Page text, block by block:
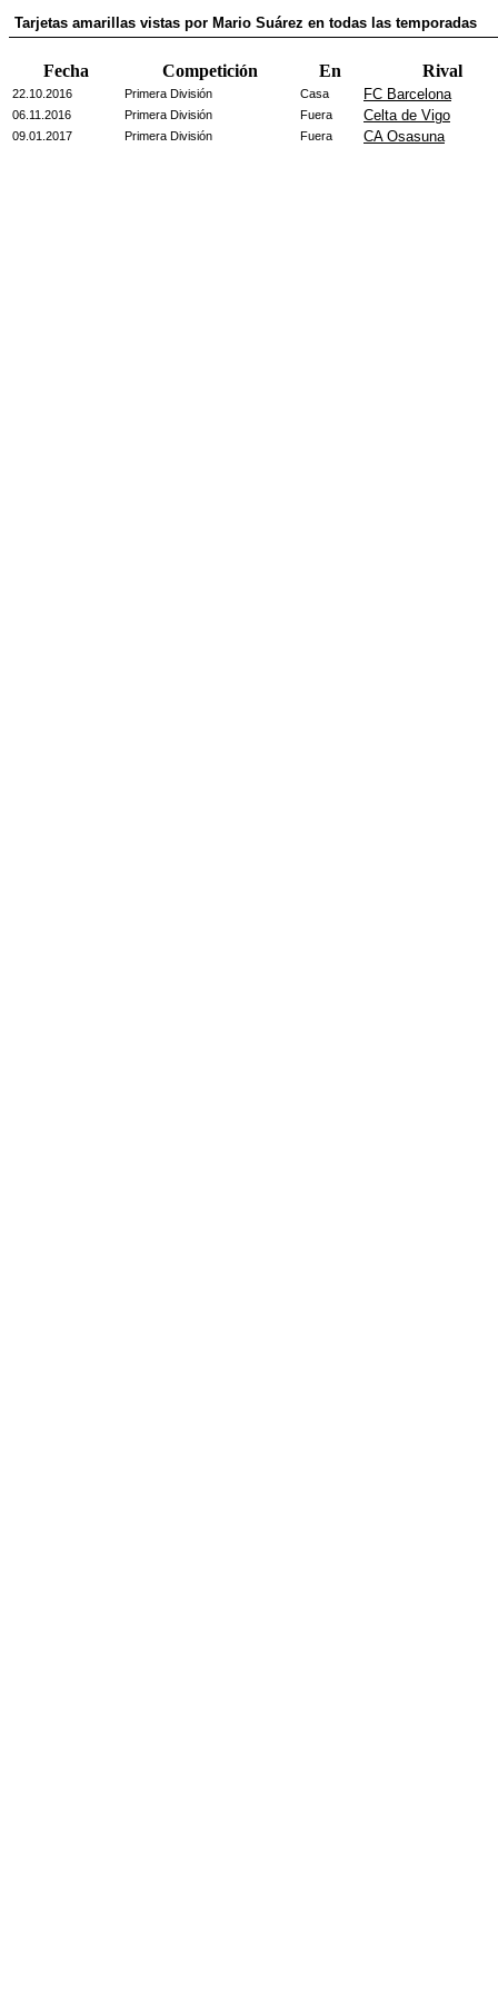
Tarjetas amarillas vistas por Mario Suárez en todas las temporadas
Fecha Competición En Rival
22.10.2016 Primera División Casa FC Barcelona
06.11.2016 Primera División Fuera Celta de Vigo
09.01.2017 Primera División Fuera CA Osasuna